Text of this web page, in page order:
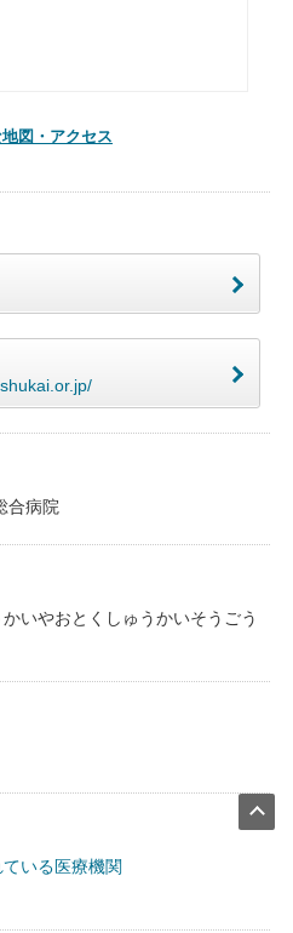
図・アクセス
合病院
いやおとくしゅうかいそうごう
いる医療機関